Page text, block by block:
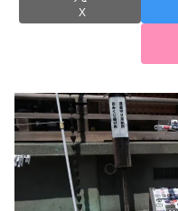
X